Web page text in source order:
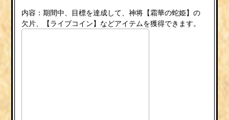
内容：期間中、目標を達成して、神将【霜華の蛇姫】の
欠片、【ライブコイン】などアイテムを獲得できます。